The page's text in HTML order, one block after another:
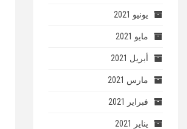
يونيو 2021
مايو 2021
أبريل 2021
مارس 2021
فبراير 2021
يناير 2021